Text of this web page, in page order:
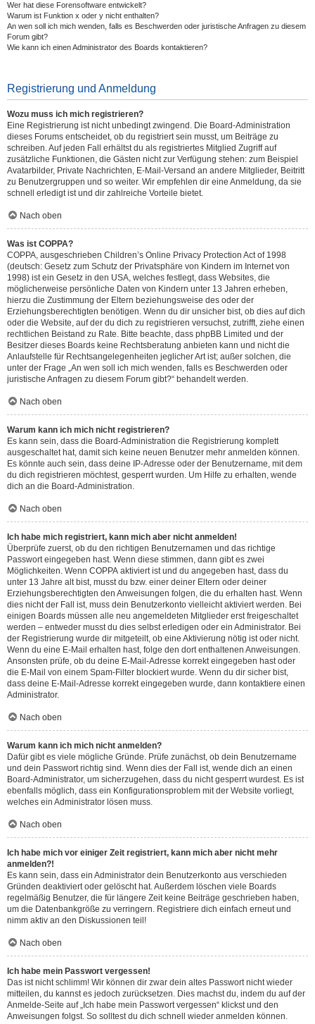
Wer hat diese Forensoftware entwickelt?
Warum ist Funktion x oder y nicht enthalten?
An wen soll ich mich wenden, falls es Beschwerden oder juristische Anfragen zu diesem
Forum gibt?
Wie kann ich einen Administrator des Boards kontaktieren?
Registrierung und Anmeldung
Wozu muss ich mich registrieren?
Eine Registrierung ist nicht unbedingt zwingend. Die Board-Administration
dieses Forums entscheidet, ob du registriert sein musst, um Beiträge zu
schreiben. Auf jeden Fall erhältst du als registriertes Mitglied Zugriff auf
zusätzliche Funktionen, die Gästen nicht zur Verfügung stehen: zum Beispiel
Avatarbilder, Private Nachrichten, E-Mail-Versand an andere Mitglieder, Beitritt
zu Benutzergruppen und so weiter. Wir empfehlen dir eine Anmeldung, da sie
schnell erledigt ist und dir zahlreiche Vorteile bietet.
Nach oben
Was ist COPPA?
COPPA, ausgeschrieben Children’s Online Privacy Protection Act of 1998
(deutsch: Gesetz zum Schutz der Privatsphäre von Kindern im Internet von
1998) ist ein Gesetz in den USA, welches festlegt, dass Websites, die
möglicherweise persönliche Daten von Kindern unter 13 Jahren erheben,
hierzu die Zustimmung der Eltern beziehungsweise des oder der
Erziehungsberechtigten benötigen. Wenn du dir unsicher bist, ob dies auf dich
oder die Website, auf der du dich zu registrieren versuchst, zutrifft, ziehe einen
rechtlichen Beistand zu Rate. Bitte beachte, dass phpBB Limited und der
Besitzer dieses Boards keine Rechtsberatung anbieten kann und nicht die
Anlaufstelle für Rechtsangelegenheiten jeglicher Art ist; außer solchen, die
unter der Frage „An wen soll ich mich wenden, falls es Beschwerden oder
juristische Anfragen zu diesem Forum gibt?“ behandelt werden.
Nach oben
Warum kann ich mich nicht registrieren?
Es kann sein, dass die Board-Administration die Registrierung komplett
ausgeschaltet hat, damit sich keine neuen Benutzer mehr anmelden können.
Es könnte auch sein, dass deine IP-Adresse oder der Benutzername, mit dem
du dich registrieren möchtest, gesperrt wurden. Um Hilfe zu erhalten, wende
dich an die Board-Administration.
Nach oben
Ich habe mich registriert, kann mich aber nicht anmelden!
Überprüfe zuerst, ob du den richtigen Benutzernamen und das richtige
Passwort eingegeben hast. Wenn diese stimmen, dann gibt es zwei
Möglichkeiten. Wenn COPPA aktiviert ist und du angegeben hast, dass du
unter 13 Jahre alt bist, musst du bzw. einer deiner Eltern oder deiner
Erziehungsberechtigten den Anweisungen folgen, die du erhalten hast. Wenn
dies nicht der Fall ist, muss dein Benutzerkonto vielleicht aktiviert werden. Bei
einigen Boards müssen alle neu angemeldeten Mitglieder erst freigeschaltet
werden – entweder musst du dies selbst erledigen oder ein Administrator. Bei
der Registrierung wurde dir mitgeteilt, ob eine Aktivierung nötig ist oder nicht.
Wenn du eine E-Mail erhalten hast, folge den dort enthaltenen Anweisungen.
Ansonsten prüfe, ob du deine E-Mail-Adresse korrekt eingegeben hast oder
die E-Mail von einem Spam-Filter blockiert wurde. Wenn du dir sicher bist,
dass deine E-Mail-Adresse korrekt eingegeben wurde, dann kontaktiere einen
Administrator.
Nach oben
Warum kann ich mich nicht anmelden?
Dafür gibt es viele mögliche Gründe. Prüfe zunächst, ob dein Benutzername
und dein Passwort richtig sind. Wenn dies der Fall ist, wende dich an einen
Board-Administrator, um sicherzugehen, dass du nicht gesperrt wurdest. Es ist
ebenfalls möglich, dass ein Konfigurationsproblem mit der Website vorliegt,
welches ein Administrator lösen muss.
Nach oben
Ich habe mich vor einiger Zeit registriert, kann mich aber nicht mehr
anmelden?!
Es kann sein, dass ein Administrator dein Benutzerkonto aus verschieden
Gründen deaktiviert oder gelöscht hat. Außerdem löschen viele Boards
regelmäßig Benutzer, die für längere Zeit keine Beiträge geschrieben haben,
um die Datenbankgröße zu verringern. Registriere dich einfach erneut und
nimm aktiv an den Diskussionen teil!
Nach oben
Ich habe mein Passwort vergessen!
Das ist nicht schlimm! Wir können dir zwar dein altes Passwort nicht wieder
mitteilen, du kannst es jedoch zurücksetzen. Dies machst du, indem du auf der
Anmelde-Seite auf „Ich habe mein Passwort vergessen“ klickst und den
Anweisungen folgst. So solltest du dich schnell wieder anmelden können.